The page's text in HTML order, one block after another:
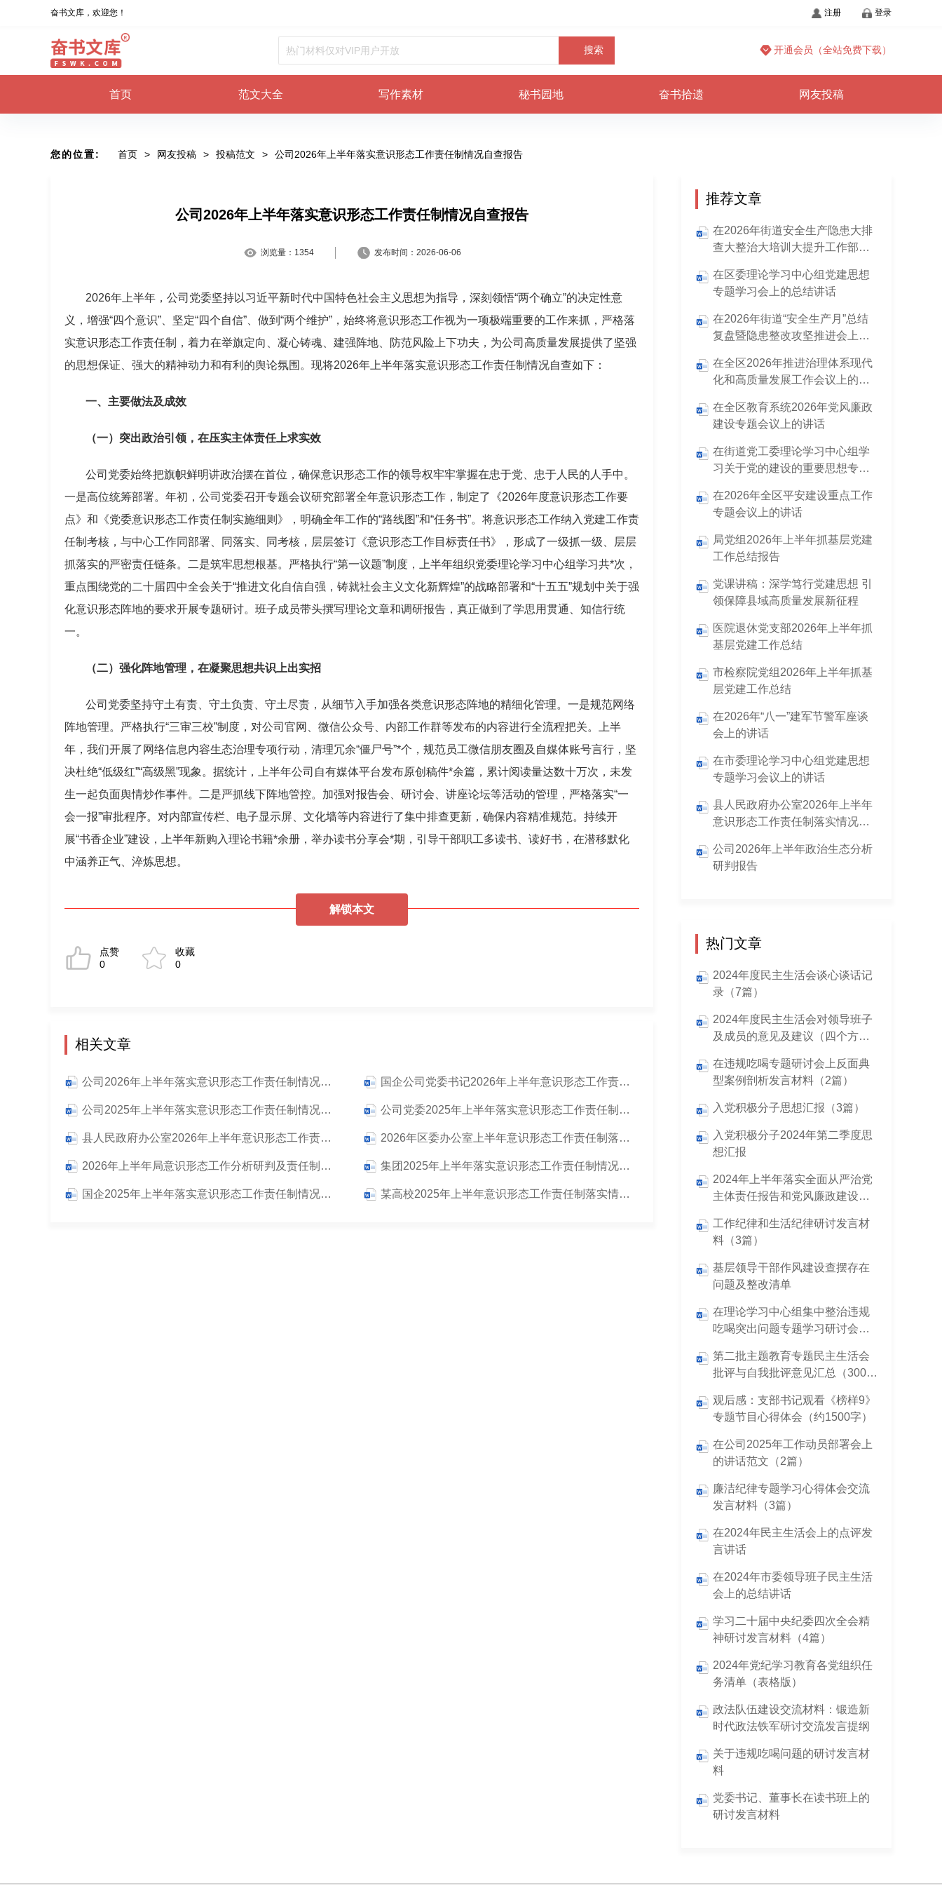
奋书文库，欢迎您！ 注册 登录
搜索 开通会员（全站免费下载）
首页 范文大全 写作素材 秘书园地 奋书拾遗 网友投稿
您的位置: 首页 > 网友投稿 > 投稿范文 > 公司2026年上半年落实意识形态工作责任制情况自查报告
公司2026年上半年落实意识形态工作责任制情况自查报告
浏览量： 1354 发布时间： 2026-06-06
2026年上半年，公司党委坚持以习近平新时代中国特色社会主义思想为指导，深刻领悟“两个确立”的决定性意
义，增强“四个意识”、坚定“四个自信”、做到“两个维护”，始终将意识形态工作视为一项极端重要的工作来抓，严格落
实意识形态工作责任制，着力在举旗定向、凝心铸魂、建强阵地、防范风险上下功夫，为公司高质量发展提供了坚强
的思想保证、强大的精神动力和有利的舆论氛围。现将2026年上半年落实意识形态工作责任制情况自查如下：
一、主要做法及成效
（一）突出政治引领，在压实主体责任上求实效
公司党委始终把旗帜鲜明讲政治摆在首位，确保意识形态工作的领导权牢牢掌握在忠于党、忠于人民的人手中。
一是高位统筹部署。年初，公司党委召开专题会议研究部署全年意识形态工作，制定了《2026年度意识形态工作要
点》和《党委意识形态工作责任制实施细则》，明确全年工作的“路线图”和“任务书”。将意识形态工作纳入党建工作责
任制考核，与中心工作同部署、同落实、同考核，层层签订《意识形态工作目标责任书》，形成了一级抓一级、层层
抓落实的严密责任链条。二是筑牢思想根基。严格执行“第一议题”制度，上半年组织党委理论学习中心组学习共*次，
重点围绕党的二十届四中全会关于“推进文化自信自强，铸就社会主义文化新辉煌”的战略部署和“十五五”规划中关于强
化意识形态阵地的要求开展专题研讨。班子成员带头撰写理论文章和调研报告，真正做到了学思用贯通、知信行统
一。
（二）强化阵地管理，在凝聚思想共识上出实招
公司党委坚持守土有责、守土负责、守土尽责，从细节入手加强各类意识形态阵地的精细化管理。一是规范网络
阵地管理。严格执行“三审三校”制度，对公司官网、微信公众号、内部工作群等发布的内容进行全流程把关。上半
年，我们开展了网络信息内容生态治理专项行动，清理冗余“僵尸号”*个，规范员工微信朋友圈及自媒体账号言行，坚
决杜绝“低级红”“高级黑”现象。据统计，上半年公司自有媒体平台发布原创稿件*余篇，累计阅读量达数十万次，未发
生一起负面舆情炒作事件。二是严抓线下阵地管控。加强对报告会、研讨会、讲座论坛等活动的管理，严格落实“一
会一报”审批程序。对内部宣传栏、电子显示屏、文化墙等内容进行了集中排查更新，确保内容精准规范。持续开
展“书香企业”建设，上半年新购入理论书籍*余册，举办读书分享会*期，引导干部职工多读书、读好书，在潜移默化
中涵养正气、淬炼思想。
解锁本文
点赞
0
收藏
0
相关文章
公司2026年上半年落实意识形态工作责任制情况自查报告 国企公司党委书记2026年上半年意识形态工作责任制落实情况报告
公司2025年上半年落实意识形态工作责任制情况自查报告 公司党委2025年上半年落实意识形态工作责任制情况自查报告
县人民政府办公室2026年上半年意识形态工作责任制落实情况报告 2026年区委办公室上半年意识形态工作责任制落实情况的报告
2026年上半年局意识形态工作分析研判及责任制落实情况报告 集团2025年上半年落实意识形态工作责任制情况自查报告
国企2025年上半年落实意识形态工作责任制情况自查报告（2篇） 某高校2025年上半年意识形态工作责任制落实情况自查报告
推荐文章
在2026年街道安全生产隐患大排
查大整治大培训大提升工作部署
在区委理论学习中心组党建思想
专题学习会上的总结讲话
在2026年街道“安全生产月”总结
复盘暨隐患整改攻坚推进会上的
在全区2026年推进治理体系现代
化和高质量发展工作会议上的讲
在全区教育系统2026年党风廉政
建设专题会议上的讲话
在街道党工委理论学习中心组学
习关于党的建设的重要思想专题
在2026年全区平安建设重点工作
专题会议上的讲话
局党组2026年上半年抓基层党建
工作总结报告
党课讲稿：深学笃行党建思想 引
领保障县域高质量发展新征程
医院退休党支部2026年上半年抓
基层党建工作总结
市检察院党组2026年上半年抓基
层党建工作总结
在2026年“八一”建军节警军座谈
会上的讲话
在市委理论学习中心组党建思想
专题学习会议上的讲话
县人民政府办公室2026年上半年
意识形态工作责任制落实情况报
公司2026年上半年政治生态分析
研判报告
热门文章
2024年度民主生活会谈心谈话记
录（7篇）
2024年度民主生活会对领导班子
及成员的意见及建议（四个方
在违规吃喝专题研讨会上反面典
型案例剖析发言材料（2篇）
入党积极分子思想汇报（3篇）
入党积极分子2024年第二季度思
想汇报
2024年上半年落实全面从严治党
主体责任报告和党风廉政建设工
工作纪律和生活纪律研讨发言材
料（3篇）
基层领导干部作风建设查摆存在
问题及整改清单
在理论学习中心组集中整治违规
吃喝突出问题专题学习研讨会议
第二批主题教育专题民主生活会
批评与自我批评意见汇总（300
观后感：支部书记观看《榜样9》
专题节目心得体会（约1500字）
在公司2025年工作动员部署会上
的讲话范文（2篇）
廉洁纪律专题学习心得体会交流
发言材料（3篇）
在2024年民主生活会上的点评发
言讲话
在2024年市委领导班子民主生活
会上的总结讲话
学习二十届中央纪委四次全会精
神研讨发言材料（4篇）
2024年党纪学习教育各党组织任
务清单（表格版）
政法队伍建设交流材料：锻造新
时代政法铁军研讨交流发言提纲
关于违规吃喝问题的研讨发言材
料
党委书记、董事长在读书班上的
研讨发言材料